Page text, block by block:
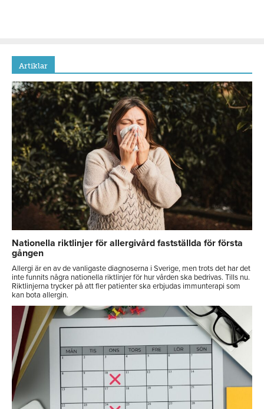
Artiklar
Nationella riktlinjer för allergivård fastställda för första
gången
Allergi är en av de vanligaste diagnoserna i Sverige, men trots det har det
inte funnits några nationella riktlinjer för hur vården ska bedrivas. Tills nu.
Riktlinjerna trycker på att fler patienter ska erbjudas immunterapi som
kan bota allergin.